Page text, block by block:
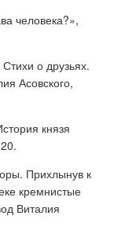
человека?»,
о друзьях.
Асовского,
князя
Прихлынув к
кремнистые
Виталия